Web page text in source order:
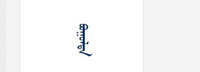
ᠪᠣᠭᠤᠯᠲᠠ